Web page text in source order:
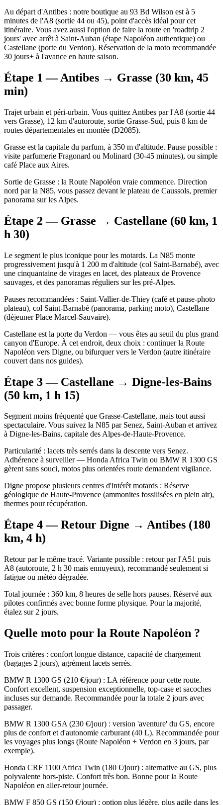
Au départ d'Antibes : notre boutique au 93 Bd Wilson est à 5
minutes de l'A8 (sortie 44 ou 45), point d'accès idéal pour cet
itinéraire. Vous avez aussi l'option de faire la route en 'roadtrip 2
jours' avec arrêt à Saint-Auban (étape Napoléon authentique) ou
Castellane (porte du Verdon). Réservation de la moto recommandée
30 jours+ à l'avance en haute saison.
Étape 1 — Antibes → Grasse (30 km, 45
min)
Trajet urbain et péri-urbain. Vous quittez Antibes par l'A8 (sortie 44
vers Grasse), 12 km d'autoroute, sortie Grasse-Sud, puis 8 km de
routes départementales en montée (D2085).
Grasse est la capitale du parfum, à 350 m d'altitude. Pause possible :
visite parfumerie Fragonard ou Molinard (30-45 minutes), ou simple
café Place aux Aires.
Sortie de Grasse : la Route Napoléon vraie commence. Direction
nord par la N85, vous passez devant le plateau de Caussols, premier
panorama sur les Alpes.
Étape 2 — Grasse → Castellane (60 km, 1
h 30)
Le segment le plus iconique pour les motards. La N85 monte
progressivement jusqu'à 1 200 m d'altitude (col Saint-Barnabé), avec
une cinquantaine de virages en lacet, des plateaux de Provence
sauvages, et des panoramas réguliers sur les pré-Alpes.
Pauses recommandées : Saint-Vallier-de-Thiey (café et pause-photo
plateau), col Saint-Barnabé (panorama, parking moto), Castellane
(déjeuner Place Marcel-Sauvaire).
Castellane est la porte du Verdon — vous êtes au seuil du plus grand
canyon d'Europe. À cet endroit, deux choix : continuer la Route
Napoléon vers Digne, ou bifurquer vers le Verdon (autre itinéraire
couvert dans nos guides).
Étape 3 — Castellane → Digne-les-Bains
(50 km, 1 h 15)
Segment moins fréquenté que Grasse-Castellane, mais tout aussi
spectaculaire. Vous suivez la N85 par Senez, Saint-Auban et arrivez
à Digne-les-Bains, capitale des Alpes-de-Haute-Provence.
Particularité : lacets très serrés dans la descente vers Senez.
Adhérence à surveiller — Honda Africa Twin ou BMW R 1300 GS
gèrent sans souci, motos plus orientées route demandent vigilance.
Digne propose plusieurs centres d'intérêt motards : Réserve
géologique de Haute-Provence (ammonites fossilisées en plein air),
thermes pour récupération.
Étape 4 — Retour Digne → Antibes (180
km, 4 h)
Retour par le même tracé. Variante possible : retour par l'A51 puis
A8 (autoroute, 2 h 30 mais ennuyeux), recommandé seulement si
fatigue ou météo dégradée.
Total journée : 360 km, 8 heures de selle hors pauses. Réservé aux
pilotes confirmés avec bonne forme physique. Pour la majorité,
étalez sur 2 jours.
Quelle moto pour la Route Napoléon ?
Trois critères : confort longue distance, capacité de chargement
(bagages 2 jours), agrément lacets serrés.
BMW R 1300 GS (210 €/jour) : LA référence pour cette route.
Confort excellent, suspension exceptionnelle, top-case et sacoches
incluses sur demande. Recommandée pour la totale 2 jours avec
passager.
BMW R 1300 GSA (230 €/jour) : version 'aventure' du GS, encore
plus de confort et d'autonomie carburant (40 L). Recommandée pour
les voyages plus longs (Route Napoléon + Verdon en 3 jours, par
exemple).
Honda CRF 1100 Africa Twin (180 €/jour) : alternative au GS, plus
polyvalente hors-piste. Confort très bon. Bonne pour la Route
Napoléon en aller-retour journée.
BMW F 850 GS (150 €/jour) : option plus légère, plus agile dans les